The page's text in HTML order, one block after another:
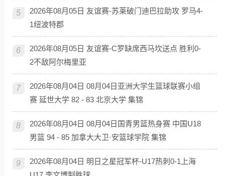
5
2026年08月05日 友谊赛-苏莱破门迪巴拉助攻 罗马4-
1纽波特郡
6
2026年08月05日 友谊赛-C罗缺席西马坎送点 胜利0-
2不敌阿尔梅里亚
7
2026年08月04日 08月04日亚洲大学生篮球联赛小组
赛 延世大学 82 - 83 北京大学 集锦
8
2026年08月04日 08月04日国青男篮热身赛 中国U18
男篮 94 - 85 加拿大大卫·安篮球学院 集锦
9
2026年08月04日 明日之星冠军杯-U17热刺0-1上海